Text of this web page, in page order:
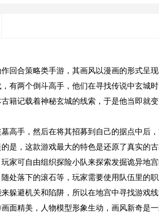
回合策略类手游，其画风以漫画的形式呈
有两个倒斗高手，他们在寻找传说中玄城
籍记载着神秘玄城的线索，于是他当即就
高手，然后在将其招募到自己的据点中后
是，这款游戏最大的特色是还原了真实的
家可自由组织探险小队来探索发掘诡异地
处落下的滚石等，玩家需要使用队伍里的
躲避机关和陷阱，所以在地宫中寻找游戏
面精美，人物模型形象生动，画风新奇是